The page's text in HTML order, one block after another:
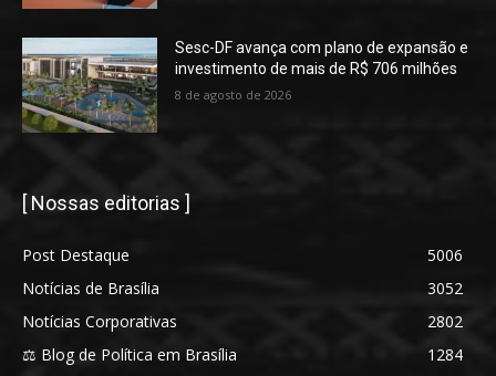
Sesc-DF avança com plano de expansão e
investimento de mais de R$ 706 milhões
8 de agosto de 2026
[ Nossas editorias ]
Post Destaque
5006
Notícias de Brasília
3052
Notícias Corporativas
2802
⚖️ Blog de Política em Brasília
1284